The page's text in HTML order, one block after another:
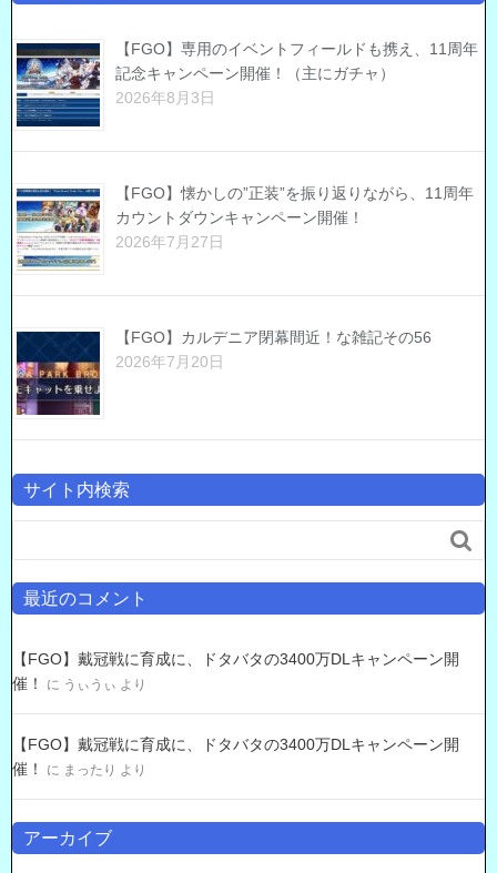
【FGO】専用のイベントフィールドも携え、11周年
記念キャンペーン開催！（主にガチャ）
2026年8月3日
【FGO】懐かしの”正装”を振り返りながら、11周年
カウントダウンキャンペーン開催！
2026年7月27日
【FGO】カルデニア閉幕間近！な雑記その56
2026年7月20日
サイト内検索

最近のコメント
【FGO】戴冠戦に育成に、ドタバタの3400万DLキャンペーン開
催！
に うぃうぃ より
【FGO】戴冠戦に育成に、ドタバタの3400万DLキャンペーン開
催！
に まったり より
アーカイブ